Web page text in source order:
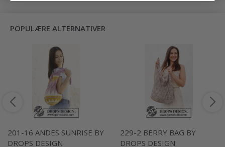
POPULÆRE ALTERNATIVER
201-16 ANDES SUNRISE BY
DROPS DESIGN
229-2 BERRY BAG BY
DROPS DESIGN